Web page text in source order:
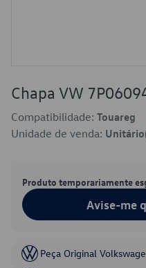
Chapa VW
Compatibilidade: Touareg
Unidade de venda:
Produto temporariamente
Avise-me
Peça Original